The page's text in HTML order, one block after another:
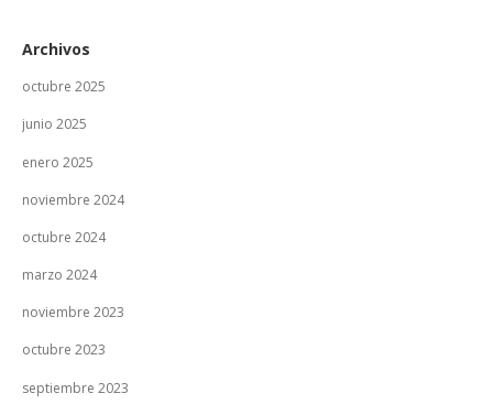
Archivos
octubre 2025
junio 2025
enero 2025
noviembre 2024
octubre 2024
marzo 2024
noviembre 2023
octubre 2023
septiembre 2023